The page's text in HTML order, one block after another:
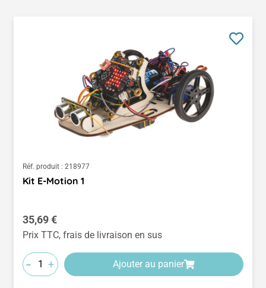
Réf. produit : 218977
Kit E-Motion 1
Prix régulier :
35,69 €
Prix TTC, frais de livraison en sus
- + Ajouter au panier